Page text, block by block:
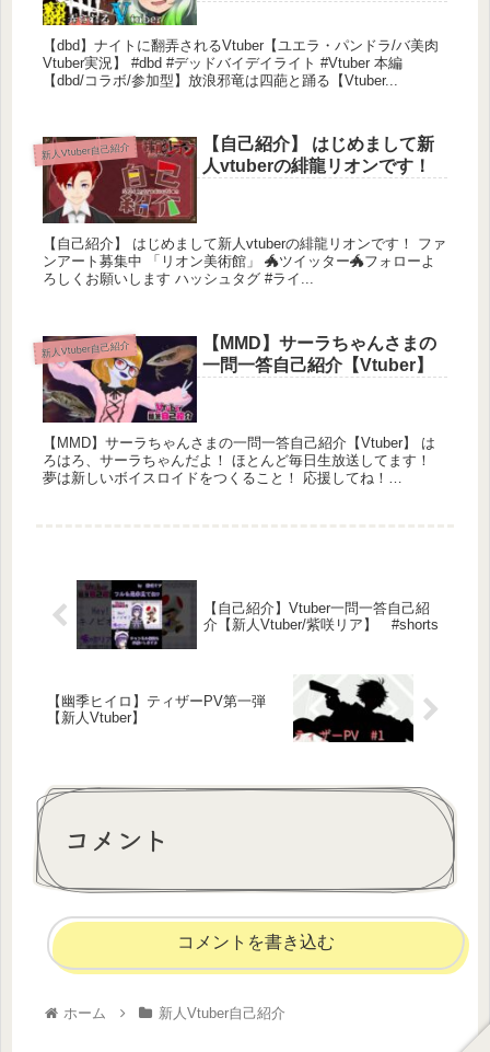
【dbd】ナイトに翻弄されるVtuber【ユエラ・パンドラ/バ美肉
Vtuber実況】 #dbd #デッドバイデイライト #Vtuber 本編
【dbd/コラボ/参加型】放浪邪竜は四葩と踊る【Vtuber...
新人Vtuber自己紹介
【自己紹介】 はじめまして新
人vtuberの緋龍リオンです！
【自己紹介】 はじめまして新人vtuberの緋龍リオンです！ ファ
ンアート募集中 「リオン美術館」 🐲ツイッター🐲フォローよ
ろしくお願いします ハッシュタグ #ライ...
新人Vtuber自己紹介
【MMD】サーラちゃんさまの
一問一答自己紹介【Vtuber】
【MMD】サーラちゃんさまの一問一答自己紹介【Vtuber】 は
ろはろ、サーラちゃんだよ！ ほとんど毎日生放送してます！
夢は新しいボイスロイドをつくること！ 応援してね！
【自己紹介】Vtuber一問一答自己紹
介【新人Vtuber/紫咲リア】 #shorts
【幽季ヒイロ】ティザーPV第一弾
【新人Vtuber】
コメント
コメントを書き込む
ホーム 新人Vtuber自己紹介